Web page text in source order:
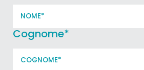
Cognome*